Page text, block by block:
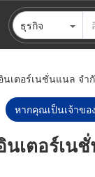
ธุรกิจ
นเตอร์เนชั่นแนล จำ
หากคุณเป็นเจ้าขอ
เตอร์เน